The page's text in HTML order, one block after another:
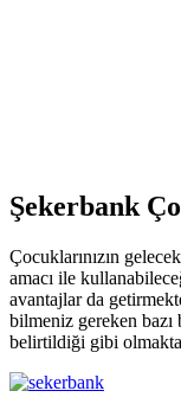
Şekerbank
Çocuklarınızın
amacı ile
avantajlar da
bilmeniz gereken bazı
belirtildiği gibi